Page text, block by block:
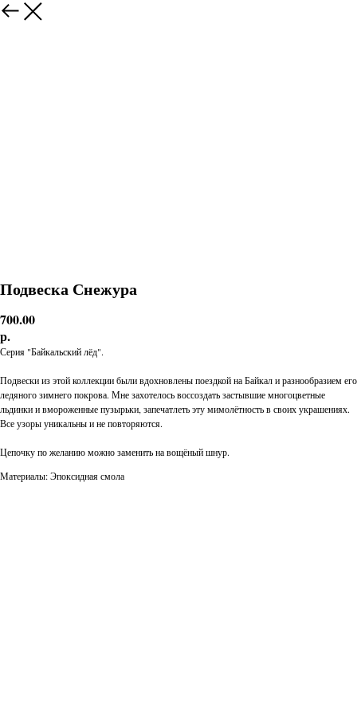
Подвеска Снежура
700.00
р.
Серия "Байкальский лёд".
Подвески из этой коллекции были вдохновлены поездкой на Байкал и разнообразием его
ледяного зимнего покрова. Мне захотелось воссоздать застывшие многоцветные
льдинки и вмороженные пузырьки, запечатлеть эту мимолётность в своих украшениях.
Все узоры уникальны и не повторяются.
Цепочку по желанию можно заменить на вощёный шнур.
Материалы: Эпоксидная смола